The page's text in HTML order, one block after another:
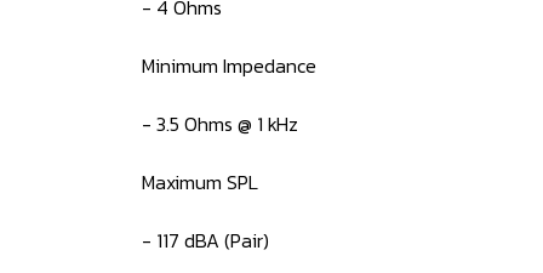
- 4 Ohms
Minimum Impedance
- 3.5 Ohms @ 1 kHz
Maximum SPL
- 117 dBA (Pair)